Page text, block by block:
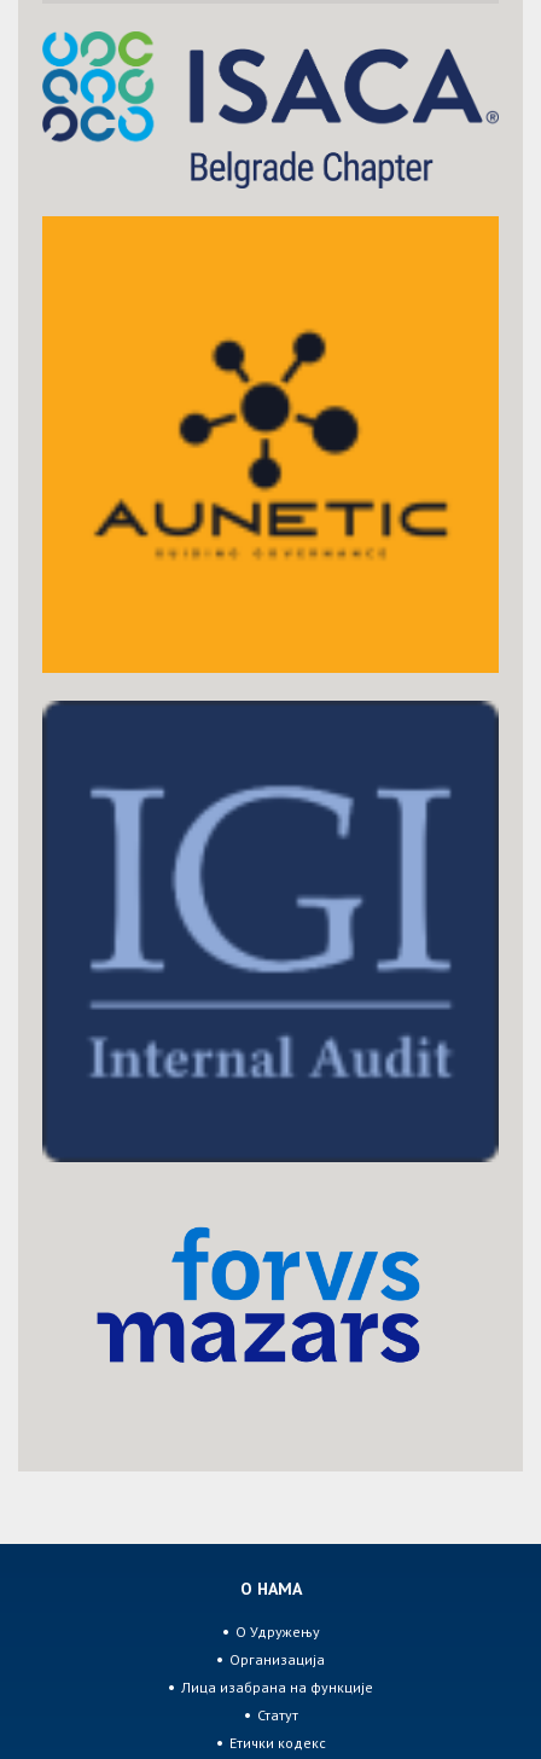
О НАМА
О Удружењу
Организација
Лица изабрана на функције
Статут
Етички кодекс